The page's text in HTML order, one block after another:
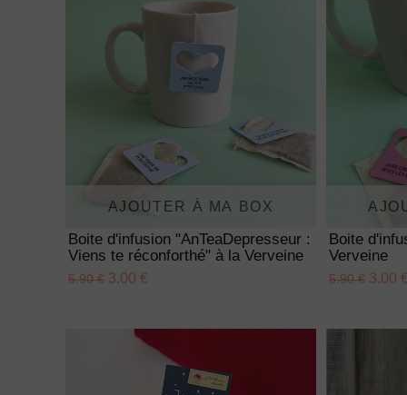
AJOUTER À MA BOX
Boite d'infusion "AnTeaDepresseur :
Viens te réconforthé" à la Verveine
5.90 € 3.00 €
Boite
Verveine
5.90 €3.00 €